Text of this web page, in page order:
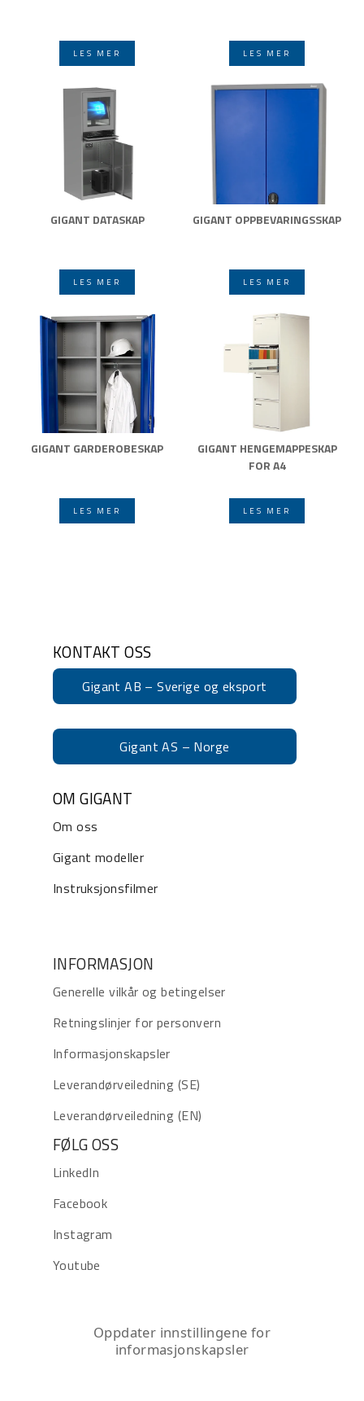
LES MER LES MER
GIGANT DATASKAP
LES MER
GIGANT OPPBEVARINGSSKAP
LES MER
GIGANT GARDEROBESKAP
LES MER
GIGANT HENGEMAPPESKAP
FOR A4
LES MER
KONTAKT OSS
Gigant AB – Sverige og eksport
Gigant AS – Norge
OM GIGANT
Om oss
Gigant modeller
Instruksjonsfilmer
INFORMASJON
Generelle vilkår og betingelser
Retningslinjer for personvern
Informasjonskapsler
Leverandørveiledning (SE)
Leverandørveiledning (EN)
FØLG OSS
LinkedIn
Facebook
Instagram
Youtube
Oppdater innstillingene for
informasjonskapsler